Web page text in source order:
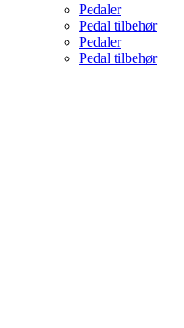
Pedaler
Pedal tilbehør
Pedaler
Pedal tilbehør